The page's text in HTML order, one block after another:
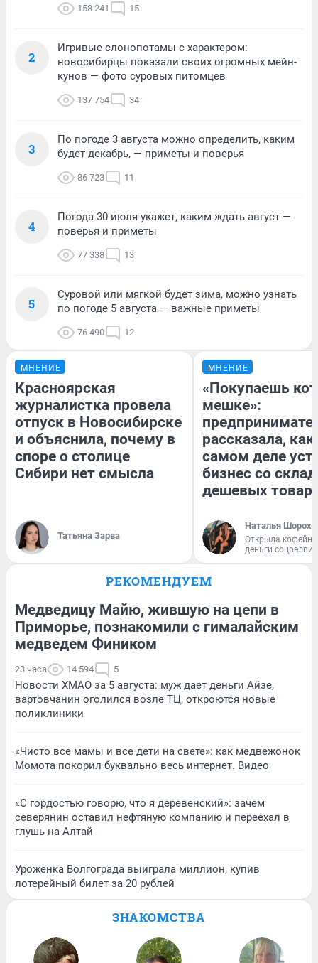
158 241 15
2
Игривые слонопотамы с характером:
новосибирцы показали своих огромных мейн-
кунов — фото суровых питомцев
137 754 34
3
По погоде 3 августа можно определить, каким
будет декабрь, — приметы и поверья
86 723 11
4
Погода 30 июля укажет, каким ждать август —
поверья и приметы
77 338 13
5
Суровой или мягкой будет зима, можно узнать
по погоде 5 августа — важные приметы
76 490 12
МНЕНИЕ
Красноярская
журналистка провела
отпуск в Новосибирске
и объяснила, почему в
споре о столице
Сибири нет смысла
Татьяна Зарва
МНЕНИЕ
«Покупаешь
мешке»:
рассказала, как
самом деле
бизнес со
дешевых
Наталья
Открыла
деньги
РЕКОМЕНДУЕМ
Медведицу Майю, жившую на цепи в
Приморье, познакомили с гималайским
медведем Фиником
23 часа 14 594 5
Новости ХМАО за 5 августа: муж дает деньги Айзе,
вартовчанин оголился возле ТЦ, откроются новые
поликлиники
«Чисто все мамы и все дети на свете»: как медвежонок
Момота покорил буквально весь интернет. Видео
«С гордостью говорю, что я деревенский»: зачем
северянин оставил нефтяную компанию и переехал в
глушь на Алтай
Уроженка Волгограда выиграла миллион, купив
лотерейный билет за 20 рублей
ЗНАКОМСТВА